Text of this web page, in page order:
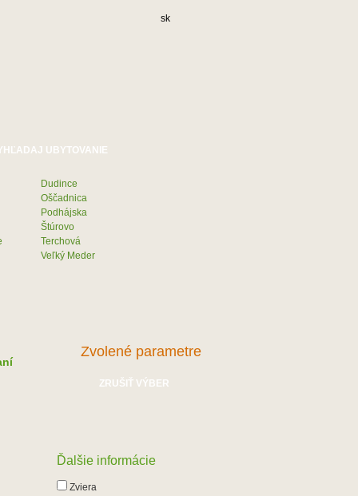
sk
Dudince
Oščadnica
Podhájska
Štúrovo
Terchová
Veľký Meder
Zvolené parametre
ZRUŠIŤ VÝBER
Ďalšie informácie
Zviera